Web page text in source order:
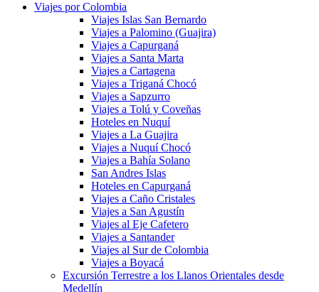
Viajes por Colombia
Viajes Islas San Bernardo
Viajes a Palomino (Guajira)
Viajes a Capurganá
Viajes a Santa Marta
Viajes a Cartagena
Viajes a Triganá Chocó
Viajes a Sapzurro
Viajes a Tolú y Coveñas
Hoteles en Nuquí
Viajes a La Guajira
Viajes a Nuquí Chocó
Viajes a Bahía Solano
San Andres Islas
Hoteles en Capurganá
Viajes a Caño Cristales
Viajes a San Agustín
Viajes al Eje Cafetero
Viajes a Santander
Viajes al Sur de Colombia
Viajes a Boyacá
Excursión Terrestre a los Llanos Orientales desde
Medellín